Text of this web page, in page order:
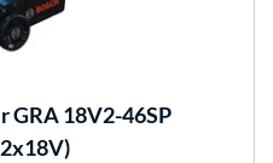
GRA 18V2-46SP